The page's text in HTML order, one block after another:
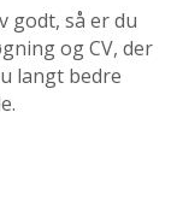
godt, så er du
og CV, der
langt bedre